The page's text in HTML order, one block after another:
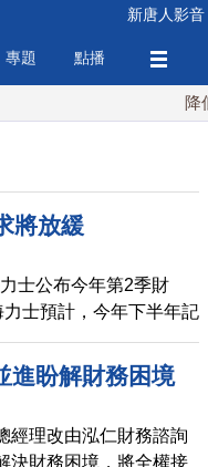
新唐人影音
專題 點播
降低對中
將放緩
士公布今年第2季財
士預計，今年下半年記
內的個人電腦和智慧型
庫存，伺服器記憶體
進盼解財務困境
經理改由泓仁財務諮詢
決財務困境，將全權接